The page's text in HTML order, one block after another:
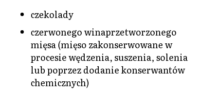
czekolady
czerwonego winaprzetworzonego
mięsa (mięso zakonserwowane w
procesie wędzenia, suszenia, solenia
lub poprzez dodanie konserwantów
chemicznych)